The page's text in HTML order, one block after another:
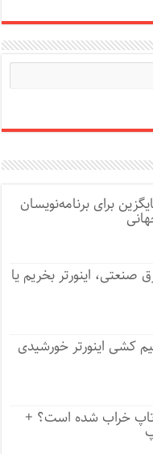
برای برنامه‌نویسان
اینورتر بخریم یا
کشی اینورتر خورشیدی
خراب شده است؟ +